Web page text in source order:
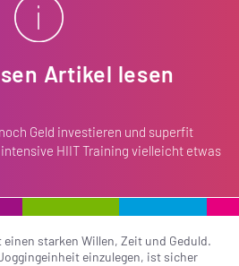
Artikel lesen
Geld investieren und superfit
HIIT Training vielleicht etwas
starken Willen, Zeit und Geduld.
einzulegen, ist sicher